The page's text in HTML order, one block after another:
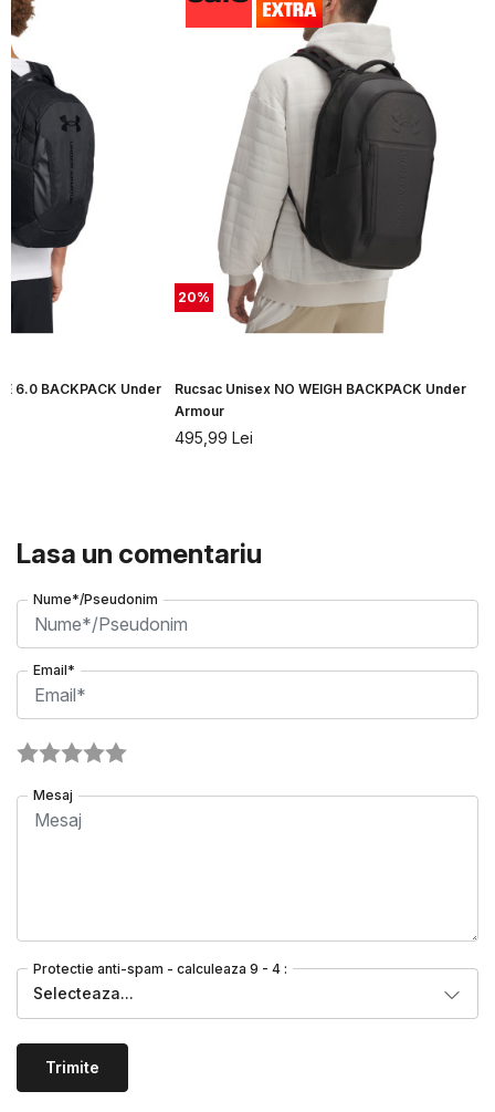
6.0 BACKPACK Under
20%
Rucsac Unisex NO WEIGH BACKPACK Under
Armour
495,99 Lei
Lasa un comentariu
Nume*/Pseudonim
Email*
Mesaj
Protectie anti-spam - calculeaza 9 - 4 :
Selecteaza...
Trimite